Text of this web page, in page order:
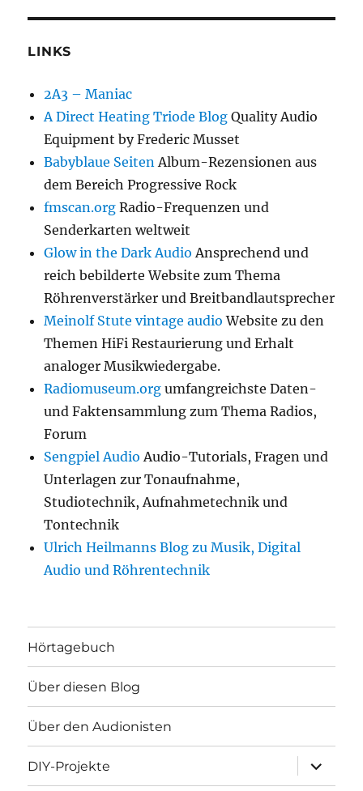
LINKS
2A3 – Maniac
A Direct Heating Triode Blog Quality Audio
Equipment by Frederic Musset
Babyblaue SeitenAlbum-Rezensionen aus
dem Bereich Progressive Rock
fmscan.org Radio-Frequenzen und
Senderkarten weltweit
Glow in the Dark Audio Ansprechend und
reich bebilderte Website zum Thema
Röhrenverstärker und Breitbandlautsprecher
Meinolf Stute vintage audio Website zu den
Themen HiFi Restaurierung und Erhalt
analoger Musikwiedergabe.
Radiomuseum.org umfangreichste Daten-
und Faktensammlung zum Thema Radios,
Forum
Sengpiel Audio Audio-Tutorials, Fragen und
Unterlagen zur Tonaufnahme,
Studiotechnik, Aufnahmetechnik und
Tontechnik
Ulrich Heilmanns Blog zu Musik, Digital
Audio und Röhrentechnik
Hörtagebuch
Über diesen Blog
Über den Audionisten
DIY-Projekte
öffnen